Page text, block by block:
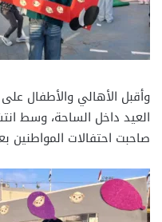
وأقبل الأهالي والأطفال
العيد داخل الساحة، وسط
صاحبت احتفالات المواطنين